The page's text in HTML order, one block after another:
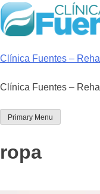
Skip
to
content
Clínica Fuentes –
Clínica Fuentes –
Primary Menu
ropa